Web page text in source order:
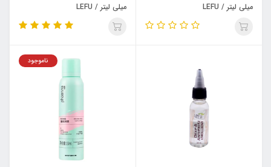
میلی لیتر / LEFU
میلی لیتر / LEFU
ناموجود